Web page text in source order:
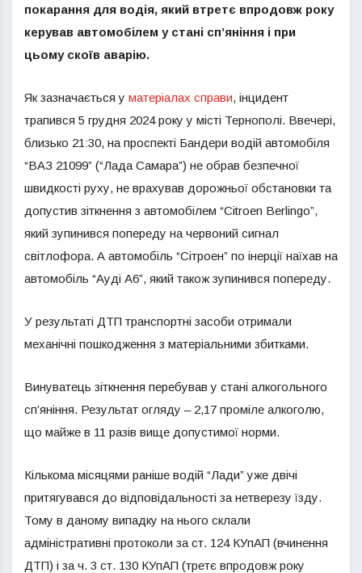
покарання для водія, який втретє впродовж року
керував автомобілем у стані сп’яніння і при
цьому скоїв аварію.
Як зазначається у матеріалах справи, інцидент
трапився 5 грудня 2024 року у місті Тернополі. Ввечері,
близько 21:30, на проспекті Бандери водій автомобіля
“ВАЗ 21099” (“Лада Самара”) не обрав безпечної
швидкості руху, не врахував дорожньої обстановки та
допустив зіткнення з автомобілем “Citroen Berlingo”,
який зупинився попереду на червоний сигнал
світлофора. А автомобіль “Сітроен” по інерції наїхав на
автомобіль “Ауді А6”, який також зупинився попереду.
У результаті ДТП транспортні засоби отримали
механічні пошкодження з матеріальними збитками.
Винуватець зіткнення перебував у стані алкогольного
сп’яніння. Результат огляду – 2,17 проміле алкоголю,
що майже в 11 разів вище допустимої норми.
Кількома місяцями раніше водій “Лади” уже двічі
притягувався до відповідальності за нетверезу їзду.
Тому в даному випадку на нього склали
адміністративні протоколи за ст. 124 КУпАП (вчинення
ДТП) і за ч. 3 ст. 130 КУпАП (третє впродовж року